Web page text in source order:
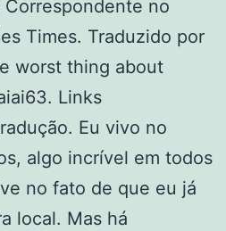
no
Times. Traduzido por
worst thing about
Links
Eu vivo no
algo incrível em todos
no fato de que eu já
local. Mas há